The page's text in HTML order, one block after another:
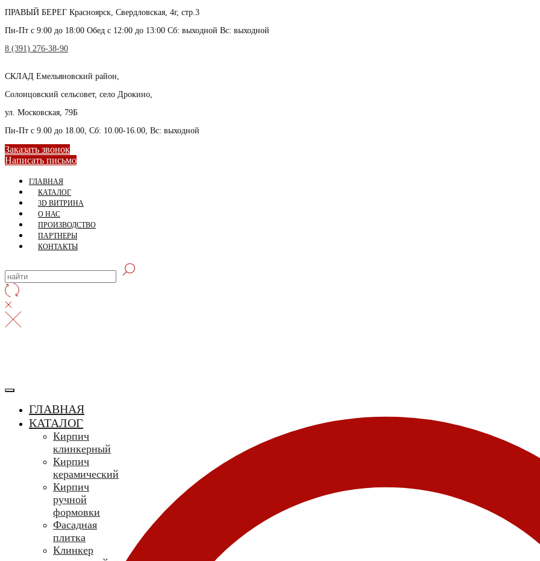
ПРАВЫЙ БЕРЕГ Красноярск, Свердловская, 4г, стр.3
Пн-Пт с 9:00 до 18:00 Обед с 12:00 до 13:00 Сб: выходной Вс: выходной
8 (391) 276-38-90
СКЛАД Емельяновский район,
Солонцовский сельсовет, село Дрокино,
ул. Московская, 79Б
Пн-Пт с 9.00 до 18.00, Сб: 10.00-16.00, Вс: выходной
Заказать звонок
Написать письмо
ГЛАВНАЯ
КАТАЛОГ
3D ВИТРИНА
О НАС
ПРОИЗВОДСТВО
ПАРТНЕРЫ
КОНТАКТЫ
ГЛАВНАЯ
КАТАЛОГ
Кирпич
клинкерный
Кирпич
керамический
Кирпич
ручной
формовки
Фасадная
плитка
Клинкер